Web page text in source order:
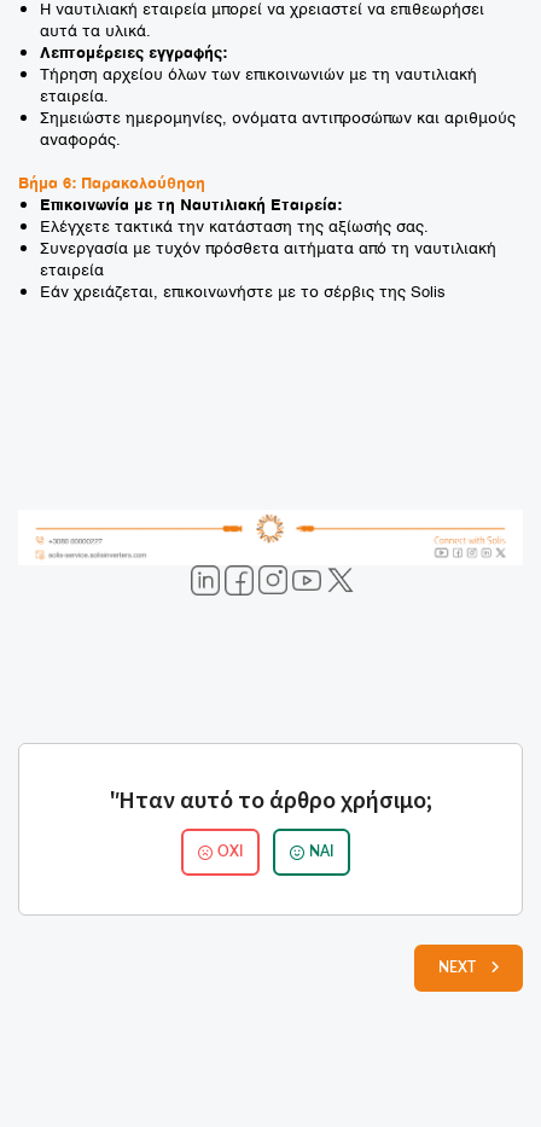
Η ναυτιλιακή εταιρεία μπορεί να χρειαστεί να επιθεωρήσει
αυτά τα υλικά.
Λεπτομέρειες εγγραφής:
Τήρηση αρχείου όλων των επικοινωνιών με τη ναυτιλιακή
εταιρεία.
Σημειώστε ημερομηνίες, ονόματα αντιπροσώπων και αριθμούς
αναφοράς.
Βήμα 6: Παρακολούθηση
Επικοινωνία με τη Ναυτιλιακή Εταιρεία:
Ελέγχετε τακτικά την κατάσταση της αξίωσής σας.
Συνεργασία με τυχόν πρόσθετα αιτήματα από τη ναυτιλιακή
εταιρεία
Εάν χρειάζεται, επικοινωνήστε με το σέρβις της Solis
'Ήταν αυτό το άρθρο χρήσιμο;
ΌΧΙ ΝΑΙ
NEXT